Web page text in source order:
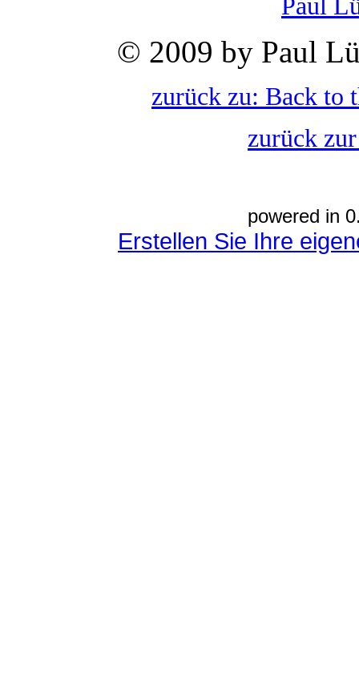
Paul
© 2009 by Paul
zurück zu: Back to
zurück
powered in
Erstellen Sie Ihre